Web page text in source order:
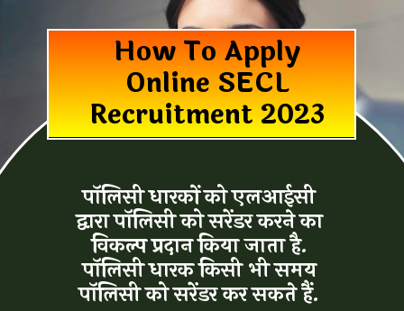
How To Apply
Online SECL
Recruitment 2023
पॉलिसी धारकों को एलआईसी
द्वारापॉलिसी को सरेंडर करने का
विकल्पप्रदान किया जाता है.
पॉलिसी धारककिसी भी समय
पॉलिसी को सरेंडरकर सकते हैं.